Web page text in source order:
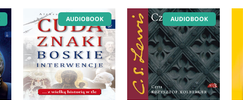
AUDIOBOOK AUDIOBOOK